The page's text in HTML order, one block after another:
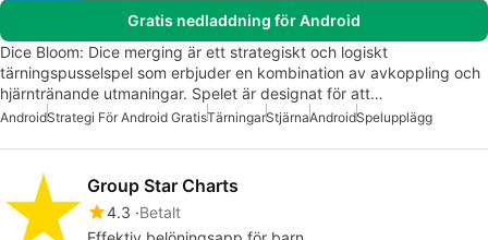
Gratis nedladdning för Android
Dice Bloom: Dice merging är ett strategiskt och logiskt
tärningspusselspel som erbjuder en kombination av avkoppling och
hjärntränande utmaningar. Spelet är designat för att…
AndroidStrategi För Android GratisTärningarStjärnaAndroidSpelupplägg
Group Star Charts
4.3 Betalt